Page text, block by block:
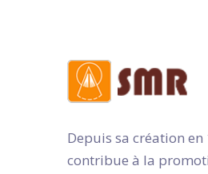
Depuis sa création en
contribue à la